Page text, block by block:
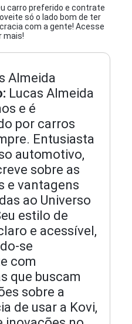
carro preferido e contrate
só o lado bom de ter
com a gente! Acesse
mais!
Almeida
Lucas Almeida
e é
por carros
Entusiasta
automotivo,
sobre as
e vantagens
ao Universo
estilo de
e acessível,
se
com
que buscam
sobre a
de usar a Kovi,